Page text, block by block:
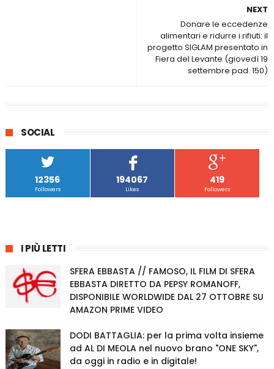
NEXT
Donare le eccedenze
alimentari e ridurre i rifiuti: il
progetto SIGLAM presentato in
Fiera del Levante (giovedì 19
settembre pad. 150)
SOCIAL
12356
Followers
194067
Likes
419
Followers
I PIÙ LETTI
SFERA EBBASTA // FAMOSO, IL FILM DI SFERA
EBBASTA DIRETTO DA PEPSY ROMANOFF,
DISPONIBILE WORLDWIDE DAL 27 OTTOBRE SU
AMAZON PRIME VIDEO
DODI BATTAGLIA: per la prima volta insieme
ad AL DI MEOLA nel nuovo brano "ONE SKY",
da oggi in radio e in digitale!